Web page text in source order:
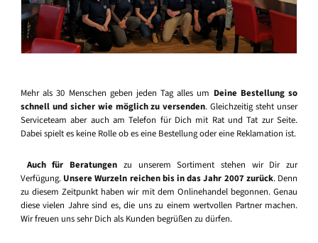
Mehr als 30 Menschen geben jeden Tag alles um Deine Bestellung so
schnell und sicher wie möglich zu versenden. Gleichzeitig steht unser
Serviceteam aber auch am Telefon für Dich mit Rat und Tat zur Seite.
Dabei spielt es keine Rolle ob es eine Bestellung oder eine Reklamation ist.
Auch für Beratungen zu unserem Sortiment stehen wir Dir zur
Verfügung. Unsere Wurzeln reichen bis in das Jahr 2007 zurück. Denn
zu diesem Zeitpunkt haben wir mit dem Onlinehandel begonnen. Genau
diese vielen Jahre sind es, die uns zu einem wertvollen Partner machen.
Wir freuen uns sehr Dich als Kunden begrüßen zu dürfen.